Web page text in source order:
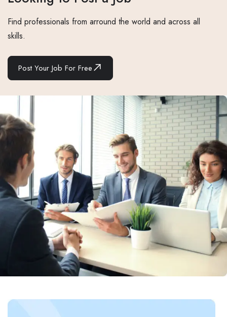
Find professionals from arround the world and across all
skills.
Post Your Job For Free